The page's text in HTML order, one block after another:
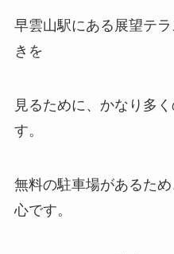
早雲山駅にある展望テ
きを
見るために、かなり多
す。
無料の駐車場があるた
心です。